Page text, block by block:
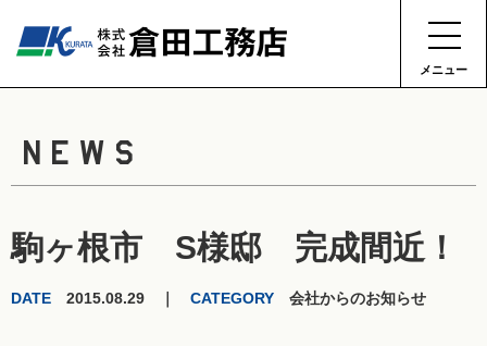
メニュー
NEWS
駒ヶ根市 S様邸 完成間近！
DATE 2015.08.29 ｜ CATEGORY 会社からのお知らせ